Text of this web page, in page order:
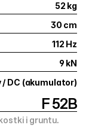
52 kg
30 cm
112 Hz
9 kN
DC (akumulator)
F 52B
i gruntu.